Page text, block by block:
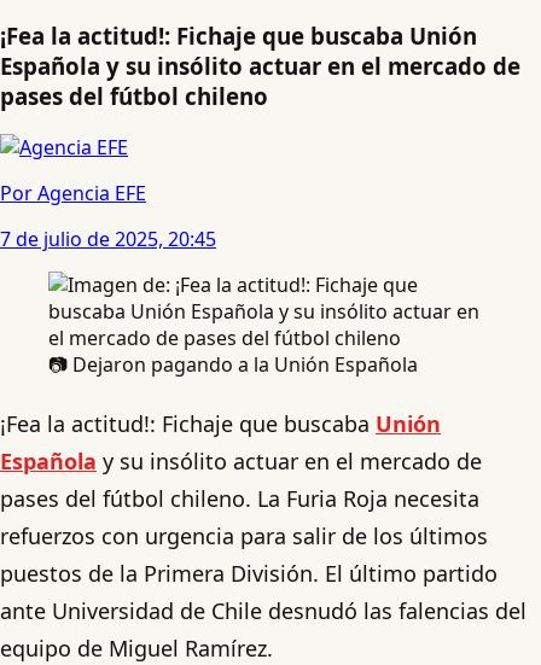
¡Fea la actitud!: Fichaje que buscaba Unión
Española y su insólito actuar en el mercado de
pases del fútbol chileno
Por Agencia EFE
7 de julio de 2025, 20:45
📷 Dejaron pagando a la Unión Española
¡Fea la actitud!: Fichaje que buscaba Unión
Española y su insólito actuar en el mercado de
pases del fútbol chileno. La Furia Roja necesita
refuerzos con urgencia para salir de los últimos
puestos de la Primera División. El último partido
ante Universidad de Chile desnudó las falencias del
equipo de Miguel Ramírez.